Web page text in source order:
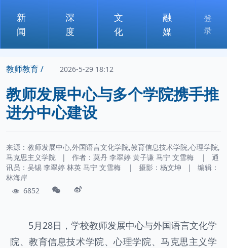
新
闻
深
度
文
化
融
媒
登
录
教师教育 / 2026-5-29 18:12
教师发展中心与多个学院携手推
进分中心建设
来源：教师发展中心,外国语言文化学院,教育信息技术学院,心理学院,
马克思主义学院
| 作者： 莫丹 李翠婷 黄子谦 马宁 文雪梅 |
通
讯员： 吴锡 李翠婷 林英 马宁 文雪梅 | 摄影： 杨文坤 |
编辑：
林海岸
6852
5月28日，学校教师发展中心与外国语言文化学
院、教育信息技术学院、心理学院、马克思主义学